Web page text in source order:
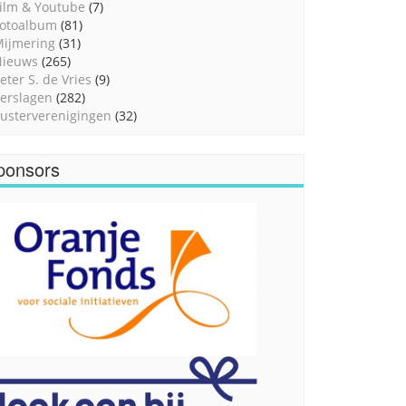
& Youtube (7)
(81)
(31)
(265)
S. de Vries (9)
(282)
(32)